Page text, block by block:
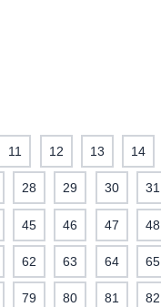
11 12 13 14
28 29 30 31
45 46 47 48
62 63 64 65
79 80 81 82